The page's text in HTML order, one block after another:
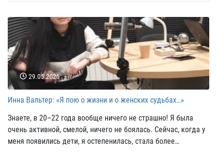
29.05.2026
Инна Вальтер: «Я пою о жизни и о женских судьбах…»
Знаете, в 20–22 года вообще ничего не страшно! Я была
очень активной, смелой, ничего не боялась. Сейчас, когда у
меня появились дети, я остепенилась, стала более